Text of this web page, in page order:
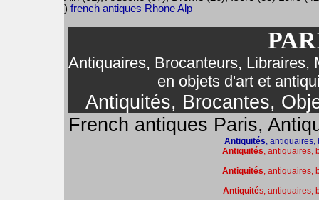
) french antiques Rhone Alp
Antiquaires, Brocanteurs, Libraires,
en objets d'art et
Antiquités, Brocantes,
French antiques Paris,
Antiquités, antiquaires,
Antiquités, antiquaires,
Antiquités, antiquaires,
Antiquités, antiquaires,